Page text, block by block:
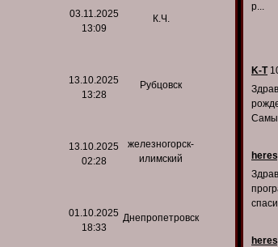
03.11.2025
13:09
К.Ч.
13.10.2025
13:28
Рубцовск
13.10.2025
02:28
железногорск-
илимский
01.10.2025
18:33
Днепропетровск
р...
K-T